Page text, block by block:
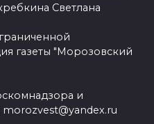
Светлана
газеты "Морозовский
и